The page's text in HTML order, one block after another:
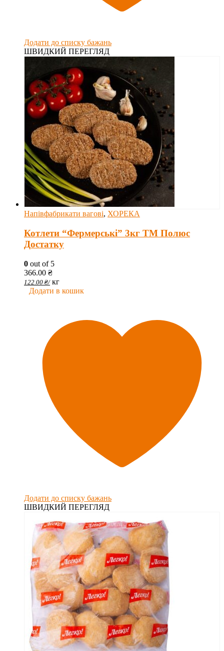
Додати до списку бажань
ШВИДКИЙ ПЕРЕГЛЯД
Напівфабрикати вагові, ХОРЕКА
Котлети “Фермерські” 3кг ТМ Полюс
Достатку
0 out of 5
366.00 ₴
122.00 ₴/ кг
Додати в кошик
Додати до списку бажань
ШВИДКИЙ ПЕРЕГЛЯД